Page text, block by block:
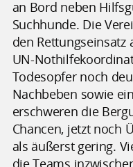
an Bord neben
Suchhunde. Die
den Rettungseinsatz
UN-
Todesopfer noch
Nachbeben sowie
erschweren die
Chancen, jetzt noch
als äußerst gering.
die Teams